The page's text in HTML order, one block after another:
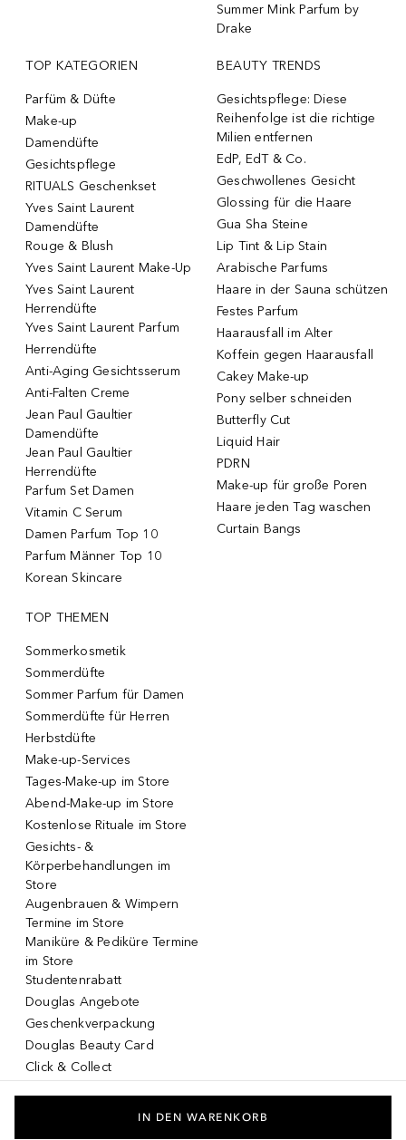
Summer Mink Parfum by
Drake
TOP KATEGORIEN
Parfüm & Düfte
Make-up
Damendüfte
Gesichtspflege
RITUALS Geschenkset
Yves Saint Laurent
Damendüfte
Rouge & Blush
Yves Saint Laurent Make-Up
Yves Saint Laurent
Herrendüfte
Yves Saint Laurent Parfum
Herrendüfte
Anti-Aging Gesichtsserum
Anti-Falten Creme
Jean Paul Gaultier
Damendüfte
Jean Paul Gaultier
Herrendüfte
Parfum Set Damen
Vitamin C Serum
Damen Parfum Top 10
Parfum Männer Top 10
Korean Skincare
BEAUTY TRENDS
Gesichtspflege: Diese
Reihenfolge ist die richtige
Milien entfernen
EdP, EdT & Co.
Geschwollenes Gesicht
Glossing für die Haare
Gua Sha Steine
Lip Tint & Lip Stain
Arabische Parfums
Haare in der Sauna schützen
Festes Parfum
Haarausfall im Alter
Koffein gegen Haarausfall
Cakey Make-up
Pony selber schneiden
Butterfly Cut
Liquid Hair
PDRN
Make-up für große Poren
Haare jeden Tag waschen
Curtain Bangs
TOP THEMEN
Sommerkosmetik
Sommerdüfte
Sommer Parfum für Damen
Sommerdüfte für Herren
Herbstdüfte
Make-up-Services
Tages-Make-up im Store
Abend-Make-up im Store
Kostenlose Rituale im Store
Gesichts- &
Körperbehandlungen im
Store
Augenbrauen & Wimpern
Termine im Store
Maniküre & Pediküre Termine
im Store
Studentenrabatt
Douglas Angebote
Geschenkverpackung
Douglas Beauty Card
Click & Collect
IN DEN WARENKORB